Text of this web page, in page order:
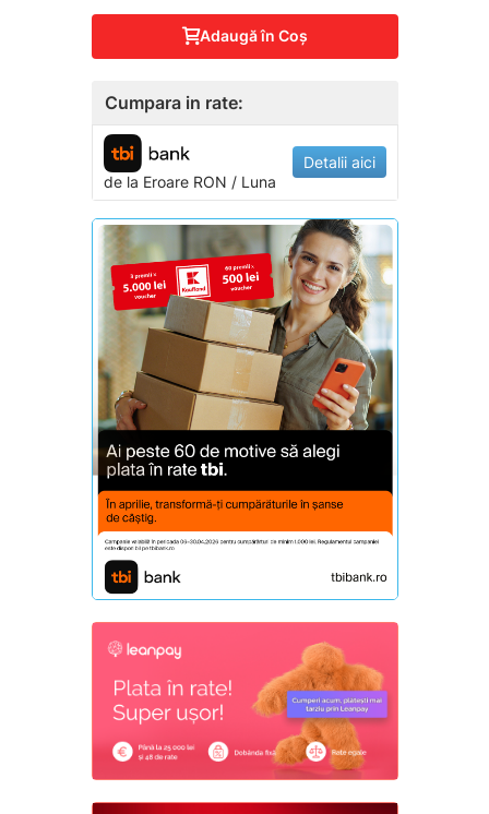
Adaugă în Coş
Cumpara in rate:
de la EroareRON / Luna
Detalii aici